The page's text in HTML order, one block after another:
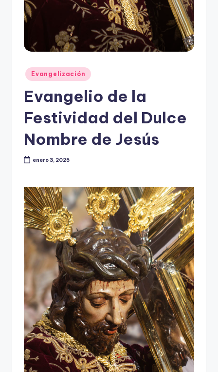
Publicado
en
Evangelización
Evangelio de la
Festividad del Dulce
Nombre de Jesús
enero 3, 2025